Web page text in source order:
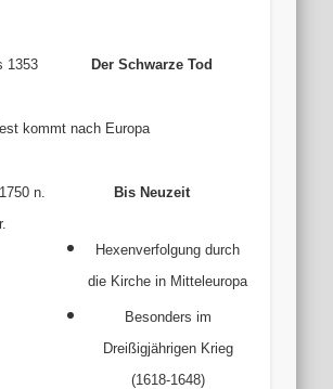
1353 Der Schwarze Tod
kommt nach Europa
n.
Bis Neuzeit
Hexenverfolgung durch
die Kirche in Mitteleuropa
Besonders im
Dreißigjährigen Krieg
(1618-1648)